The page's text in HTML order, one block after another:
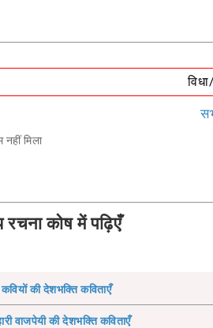
नहीं मिला
रचना कोष में पढ़िएँ
की देशभक्ति कविताएँ
वाजपेयी की देशभक्ति कविताएँ